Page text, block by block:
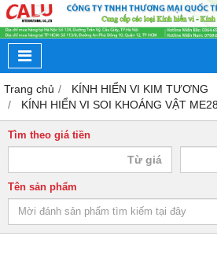
Trang chủ
KÍNH HIỂN VI KIM TƯƠNG
KÍNH HIỂN VI SOI KHOÁNG VẬT
Tìm theo giá tiền
Tên sản phẩm